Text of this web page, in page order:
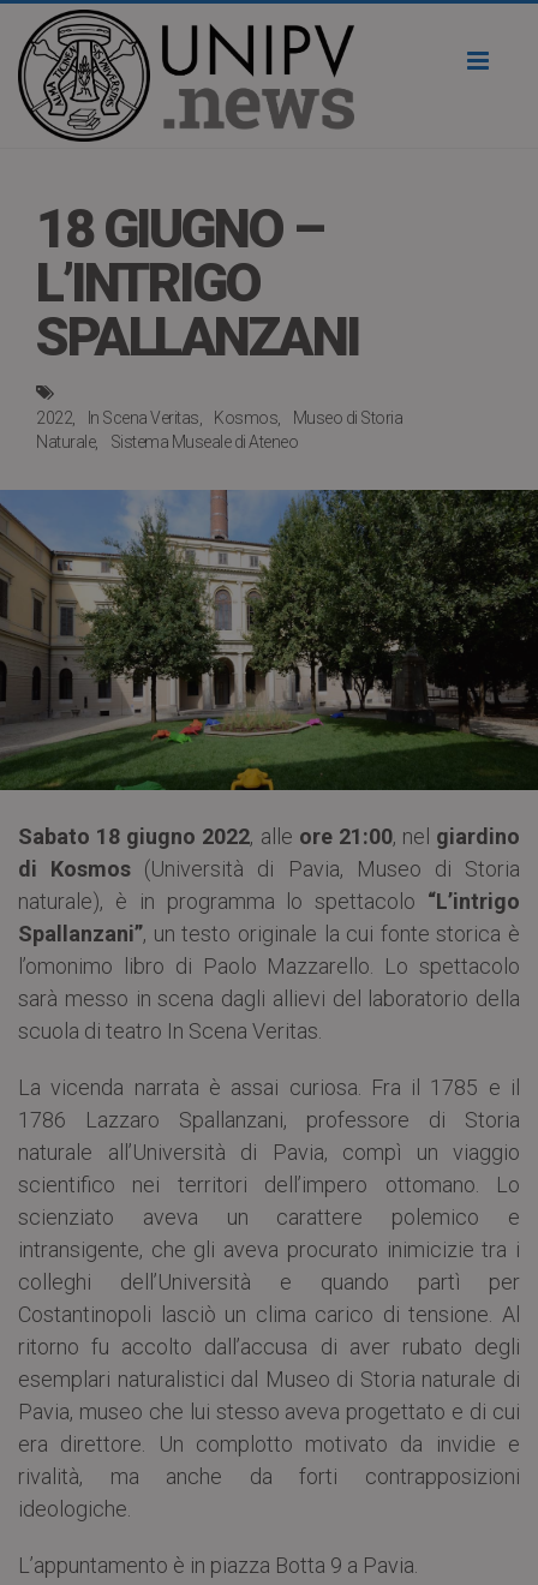
18 GIUGNO –
L’INTRIGO
SPALLANZANI
2022 In Scena Veritas Kosmos
Museo di Storia
Naturale
Sistema Museale di Ateneo
Sabato 18 giugno 2022, alle ore 21:00, nel giardino
di Kosmos (Università di Pavia, Museo di Storia
naturale), è in programma lo spettacolo “L’intrigo
Spallanzani”, un testo originale la cui fonte storica è
l’omonimo libro di Paolo Mazzarello. Lo spettacolo
sarà messo in scena dagli allievi del laboratorio della
scuola di teatro In Scena Veritas.
La vicenda narrata è assai curiosa. Fra il 1785 e il
1786 Lazzaro Spallanzani, professore di Storia
naturale all’Università di Pavia, compì un viaggio
scientifico nei territori dell’impero ottomano. Lo
scienziato aveva un carattere polemico e
intransigente, che gli aveva procurato inimicizie tra i
colleghi dell’Università e quando partì per
Costantinopoli lasciò un clima carico di tensione. Al
ritorno fu accolto dall’accusa di aver rubato degli
esemplari naturalistici dal Museo di Storia naturale di
Pavia, museo che lui stesso aveva progettato e di cui
era direttore. Un complotto motivato da invidie e
rivalità, ma anche da forti contrapposizioni
ideologiche.
L’appuntamento è in piazza Botta 9 a Pavia.